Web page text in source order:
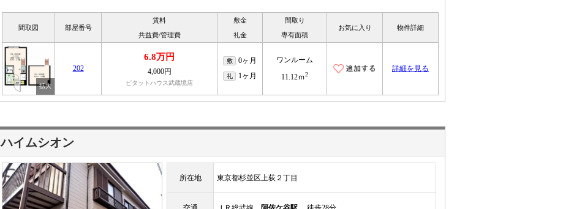
間取図 部屋番号
賃料
共益費/管理費
敷金
礼金
間取り
専有面積
お気に入り 物件詳細
202
6.8万円
4,000円
ピタットハウス武蔵境店
敷 0ヶ月
礼 1ヶ月
ワンルーム
11.12ｍ2
詳細を見る
ハイムシオン
所在地 東京都杉並区上荻２丁目